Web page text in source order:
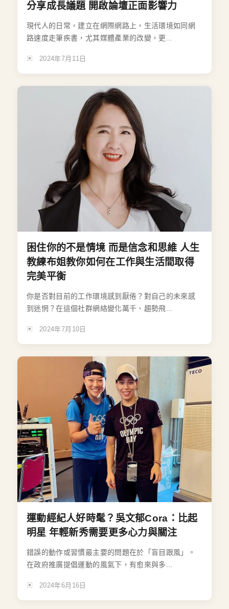
分享成長議題 開啟論壇正面影響力
現代人的日常，建立在網際網路上，生活環境如同網
路速度走筆疾書，尤其媒體產業的改變，更...
2024年7月11日
困住你的不是情境 而是信念和思維 人生
教練布姐教你如何在工作與生活間取得
完美平衡
你是否對目前的工作環境感到厭倦？對自己的未來感
到迷惘？在這個社群網絡變化萬千、趨勢飛...
2024年7月10日
運動經紀人好時髦？吳文郁Cora：比起
明星 年輕新秀需要更多心力與關注
錯誤的動作或習慣最主要的問題在於「盲目跟風」。
在政府推廣提倡運動的風氣下，有愈來與多...
2024年6月16日